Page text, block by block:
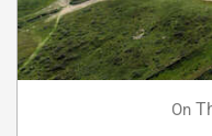
On